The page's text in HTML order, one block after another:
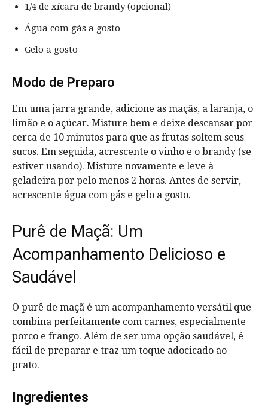
1/4 de xícara de brandy (opcional)
Água com gás a gosto
Gelo a gosto
Modo de Preparo
Em uma jarra grande, adicione as maçãs, a laranja, o
limão e o açúcar. Misture bem e deixe descansar por
cerca de 10 minutos para que as frutas soltem seus
sucos. Em seguida, acrescente o vinho e o brandy (se
estiver usando). Misture novamente e leve à
geladeira por pelo menos 2 horas. Antes de servir,
acrescente água com gás e gelo a gosto.
Purê de Maçã: Um
Acompanhamento Delicioso e
Saudável
O purê de maçã é um acompanhamento versátil que
combina perfeitamente com carnes, especialmente
porco e frango. Além de ser uma opção saudável, é
fácil de preparar e traz um toque adocicado ao
prato.
Ingredientes